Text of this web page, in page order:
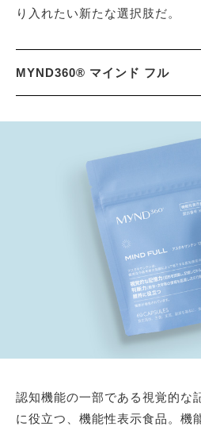
り入れたい新たな選択肢だ。
MYND360® マインド フル
認知機能の一部である視覚的な
に役立つ、機能性表示食品。機